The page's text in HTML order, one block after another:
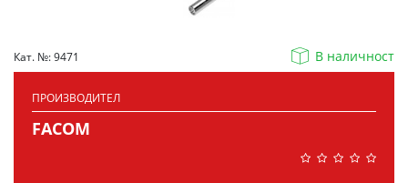
Кат. №: 9471 В наличност
ПРОИЗВОДИТЕЛ
FACOM